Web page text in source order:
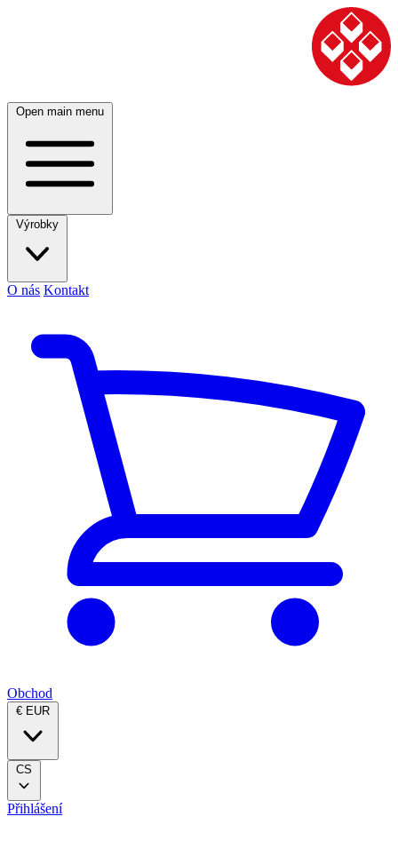
Open main menu
Výrobky
O nás Kontakt
Obchod
€ EUR
CS
Přihlášení